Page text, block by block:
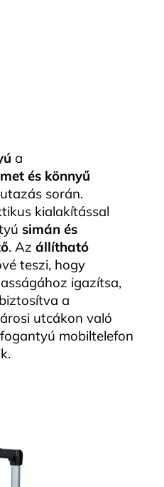
a
és könnyű
során.
kialakítással
simán és
. Az állítható
teszi, hogy
igazítsa,
a
utcákon való
mobiltelefon